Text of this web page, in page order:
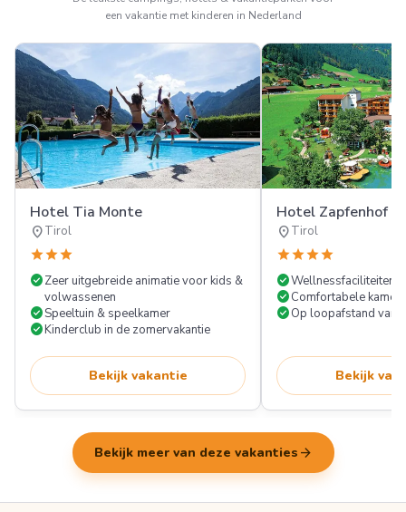
een vakantie met kinderen in Nederland
Hotel Tia Monte
location_onTirol
starstarstar
check_circleZeer uitgebreide animatie voor kids &
volwassenen
check_circleSpeeltuin & speelkamer
check_circleKinderclub in de zomervakantie
Bekijk vakantie
Hotel Zapfenhof
location_onTirol
starstarstarstar
check_circleWellnessfaciliteiten
check_circleComfortabele kamers
check_circleOp loopafstand van
Bekijk
Bekijk meer van deze vakanties arrow_forward